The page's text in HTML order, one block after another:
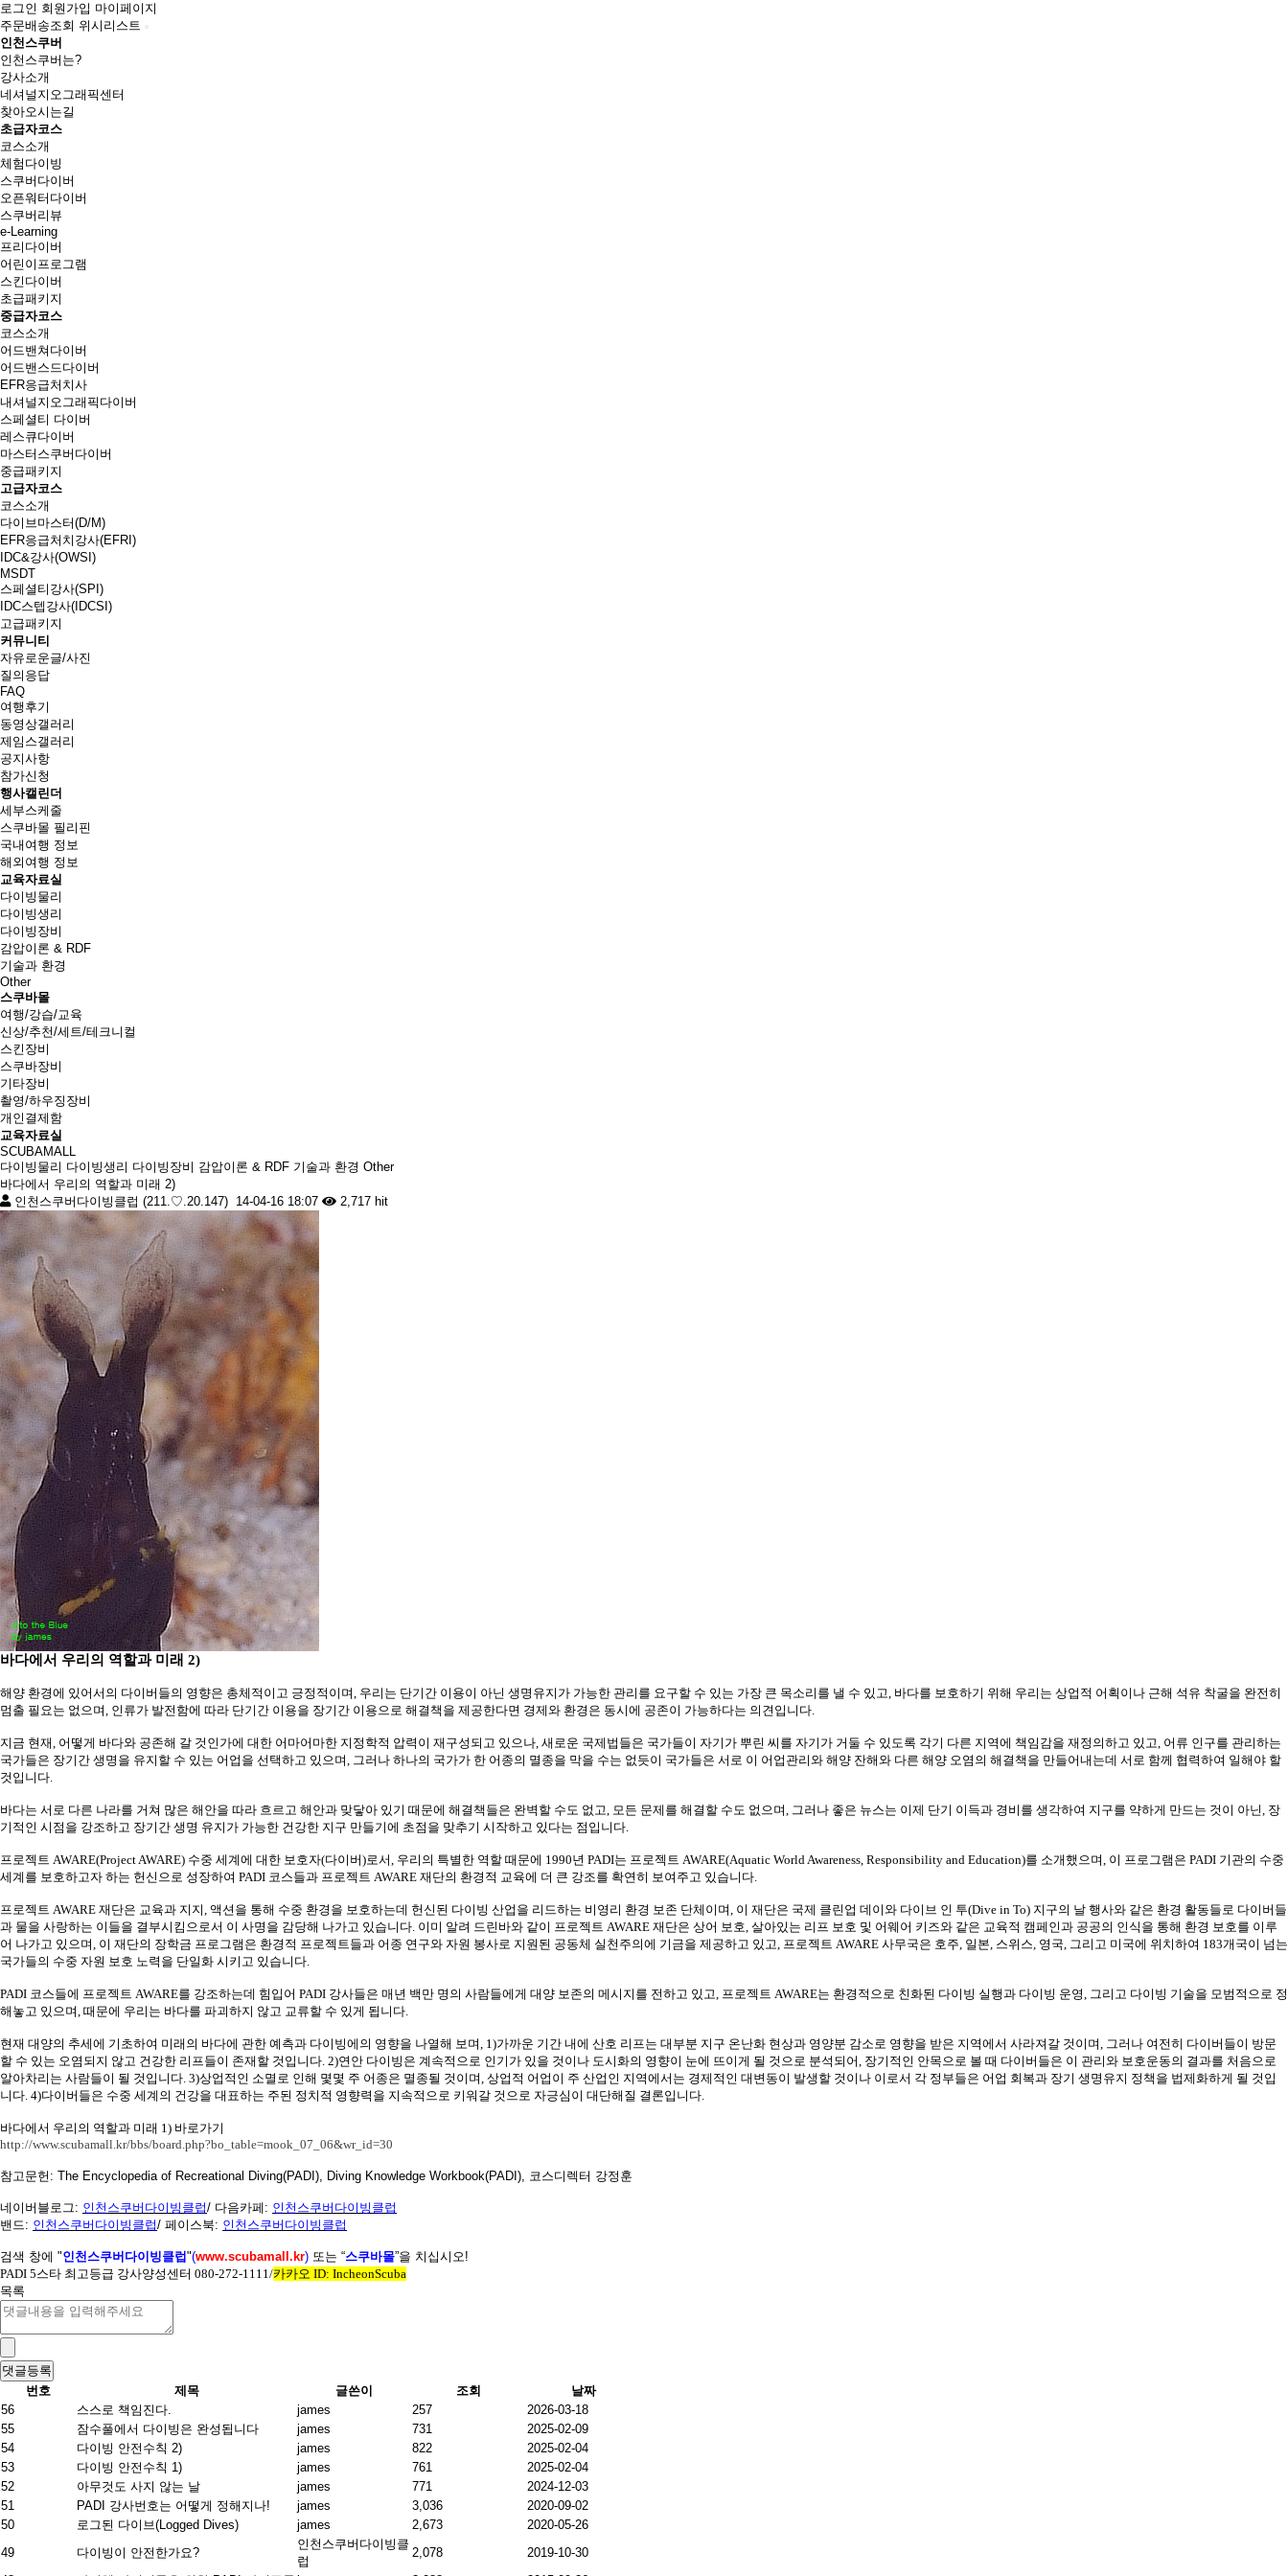
로그인 회원가입 마이페이지
주문배송조회 위시리스트
인천스쿠버
인천스쿠버는?
강사소개
네셔널지오그래픽센터
찾아오시는길
초급자코스
코스소개
체험다이빙
스쿠버다이버
오픈워터다이버
스쿠버리뷰
e-Learning
프리다이버
어린이프로그램
스킨다이버
초급패키지
중급자코스
코스소개
어드밴쳐다이버
어드밴스드다이버
EFR응급처치사
내셔널지오그래픽다이버
스페셜티 다이버
레스큐다이버
마스터스쿠버다이버
중급패키지
고급자코스
코스소개
다이브마스터(D/M)
EFR응급처치강사(EFRI)
IDC&강사(OWSI)
MSDT
스페셜티강사(SPI)
IDC스텝강사(IDCSI)
고급패키지
커뮤니티
자유로운글/사진
질의응답
FAQ
여행후기
동영상갤러리
제임스갤러리
공지사항
참가신청
행사캘린더
세부스케줄
스쿠바몰 필리핀
국내여행 정보
해외여행 정보
교육자료실
다이빙물리
다이빙생리
다이빙장비
감압이론 & RDF
기술과 환경
Other
스쿠바몰
여행/강습/교육
신상/추천/세트/테크니컬
스킨장비
스쿠바장비
기타장비
촬영/하우징장비
개인결제함
교육자료실
SCUBAMALL
다이빙물리 다이빙생리 다이빙장비 감압이론 & RDF 기술과 환경 Other
바다에서 우리의 역할과 미래 2)
인천스쿠버다이빙클럽 (211.♡.20.147) 14-04-16 18:07 2,717 hit
바다에서 우리의 역할과 미래 2)
해양 환경에 있어서의 다이버들의 영향은 총체적이고 긍정적이며, 우리는 단기간 이용이 아닌 생명유지가 가능한 관리를 요구할 수 있는 가장 큰 목소리를 낼 수 있고, 바다를 보호하기 위해 우리는 상업적 어획이나 근해 석유 착굴을 완전히
멈출 필요는 없으며, 인류가 발전함에 따라 단기간 이용을 장기간 이용으로 해결책을 제공한다면 경제와 환경은 동시에 공존이 가능하다는 의견입니다.
지금 현재, 어떻게 바다와 공존해 갈 것인가에 대한 어마어마한 지정학적 압력이 재구성되고 있으나, 새로운 국제법들은 국가들이 자기가 뿌린 씨를 자기가 거둘 수 있도록 각기 다른 지역에 책임감을 재정의하고 있고, 어류 인구를 관리하는
국가들은 장기간 생명을 유지할 수 있는 어업을 선택하고 있으며, 그러나 하나의 국가가 한 어종의 멸종을 막을 수는 없듯이 국가들은 서로 이 어업관리와 해양 잔해와 다른 해양 오염의 해결책을 만들어내는데 서로 함께 협력하여 일해야 할
것입니다.
바다는 서로 다른 나라를 거쳐 많은 해안을 따라 흐르고 해안과 맞닿아 있기 때문에 해결책들은 완벽할 수도 없고, 모든 문제를 해결할 수도 없으며, 그러나 좋은 뉴스는 이제 단기 이득과 경비를 생각하여 지구를 약하게 만드는 것이 아닌, 장
기적인 시점을 강조하고 장기간 생명 유지가 가능한 건강한 지구 만들기에 초점을 맞추기 시작하고 있다는 점입니다.
프로젝트 AWARE(Project AWARE) 수중 세계에 대한 보호자(다이버)로서, 우리의 특별한 역할 때문에 1990년 PADI는 프로젝트 AWARE(Aquatic World Awareness, Responsibility and Education)를 소개했으며, 이 프로그램은 PADI 기관의 수중
세계를 보호하고자 하는 헌신으로 성장하여 PADI 코스들과 프로젝트 AWARE 재단의 환경적 교육에 더 큰 강조를 확연히 보여주고 있습니다.
프로젝트 AWARE 재단은 교육과 지지, 액션을 통해 수중 환경을 보호하는데 헌신된 다이빙 산업을 리드하는 비영리 환경 보존 단체이며, 이 재단은 국제 클린업 데이와 다이브 인 투(Dive in To) 지구의 날 행사와 같은 환경 활동들로 다이버들
과 물을 사랑하는 이들을 결부시킴으로서 이 사명을 감당해 나가고 있습니다. 이미 알려 드린바와 같이 프로젝트 AWARE 재단은 상어 보호, 살아있는 리프 보호 및 어웨어 키즈와 같은 교육적 캠페인과 공공의 인식을 통해 환경 보호를 이루
어 나가고 있으며, 이 재단의 장학금 프로그램은 환경적 프로젝트들과 어종 연구와 자원 봉사로 지원된 공동체 실천주의에 기금을 제공하고 있고, 프로젝트 AWARE 사무국은 호주, 일본, 스위스, 영국, 그리고 미국에 위치하여 183개국이 넘는
국가들의 수중 자원 보호 노력을 단일화 시키고 있습니다.
PADI 코스들에 프로젝트 AWARE를 강조하는데 힘입어 PADI 강사들은 매년 백만 명의 사람들에게 대양 보존의 메시지를 전하고 있고, 프로젝트 AWARE는 환경적으로 친화된 다이빙 실행과 다이빙 운영, 그리고 다이빙 기술을 모범적으로 정
해놓고 있으며, 때문에 우리는 바다를 파괴하지 않고 교류할 수 있게 됩니다.
현재 대양의 추세에 기초하여 미래의 바다에 관한 예측과 다이빙에의 영향을 나열해 보며, 1)가까운 기간 내에 산호 리프는 대부분 지구 온난화 현상과 영양분 감소로 영향을 받은 지역에서 사라져갈 것이며, 그러나 여전히 다이버들이 방문
할 수 있는 오염되지 않고 건강한 리프들이 존재할 것입니다. 2)연안 다이빙은 계속적으로 인기가 있을 것이나 도시화의 영향이 눈에 뜨이게 될 것으로 분석되어, 장기적인 안목으로 볼 때 다이버들은 이 관리와 보호운동의 결과를 처음으로
알아차리는 사람들이 될 것입니다. 3)상업적인 소멸로 인해 몇몇 주 어종은 멸종될 것이며, 상업적 어업이 주 산업인 지역에서는 경제적인 대변동이 발생할 것이나 이로서 각 정부들은 어업 회복과 장기 생명유지 정책을 법제화하게 될 것입
니다. 4)다이버들은 수중 세계의 건강을 대표하는 주된 정치적 영향력을 지속적으로 키워갈 것으로 자긍심이 대단해질 결론입니다.
바다에서 우리의 역할과 미래 1) 바로가기
http://www.scubamall.kr/bbs/board.php?bo_table=mook_07_06&wr_id=30
참고문헌 : The Encyclopedia of Recreational Diving(PADI), Diving Knowledge Workbook(PADI), 코스디렉터 강정훈
네이버블로그: 인천스쿠버다이빙클럽/ 다음카페 : 인천스쿠버다이빙클럽
밴드: 인천스쿠버다이빙클럽/ 페이스북: 인천스쿠버다이빙클럽
검색 창에 "인천스쿠버다이빙클럽 "(www.scubamall.kr) 또는 “스쿠바몰”을 치십시오!
PADI 5스타 최고등급 강사양성센터 080-272-1111/카카오 ID: IncheonScuba
목록
번호 제목 글쓴이 조회
날짜
56
스스로 책임진다. james 257
2026-03-18
55
잠수풀에서 다이빙은 완성됩니다 james 731
2025-02-09
54
다이빙 안전수칙 2) james 822
2025-02-04
53
다이빙 안전수칙 1) james 761
2025-02-04
52
아무것도 사지 않는 날 james 771
2024-12-03
51
PADI 강사번호는 어떻게 정해지나! james 3,036
2020-09-02
50
로그된 다이브(Logged Dives) james 2,673
2020-05-26
49
다이빙이 안전한가요?
인천스쿠버다이빙클
럽
2,078
2019-10-30